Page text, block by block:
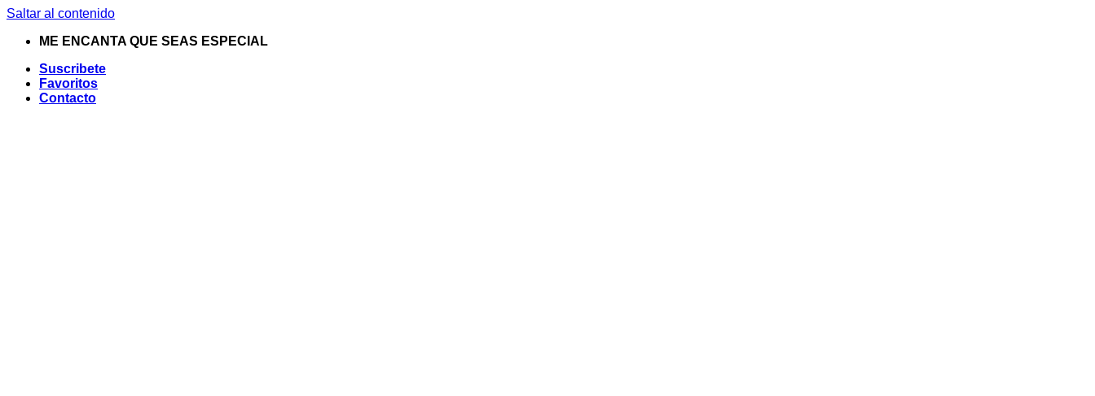
Saltar al contenido
ME ENCANTA QUE SEAS ESPECIAL
Suscribete
Favoritos
Contacto